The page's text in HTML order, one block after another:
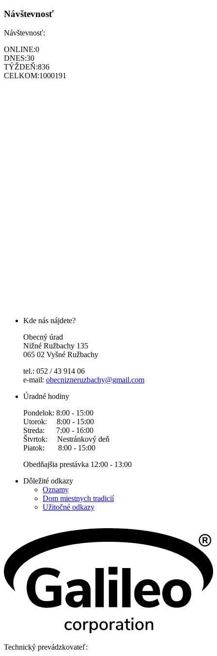
Návštevnosť
Návštevnosť:
ONLINE:0
DNES:30
TÝŽDEŇ:836
CELKOM:1000191
Kde nás nájdete?
Obecný úrad
Nižné Ružbachy 135
065 02 Vyšné Ružbachy
tel.: 052 / 43 914 06
e-mail: obecnizneruzbachy@gmail.com
Úradné hodiny
Pondelok: 8:00 - 15:00
Utorok: 8:00 - 15:00
Streda: 7:00 - 16:00
Štvrtok: Nestránkový deň
Piatok: 8:00 - 15:00
Obedňajšia prestávka 12:00 - 13:00
Dôležité odkazy
Oznamy
Dom miestnych tradicií
Užitočné odkazy
Technický prevádzkovateľ: